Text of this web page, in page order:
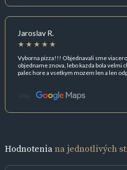
Jaroslav R.
Vyborna pizza!!! Objednavali sme
objedname znova, lebo kazda bola velmi
palec hore a vsetkym mozem len a len
Zdroj:
Hodnoteniana jednotlivých